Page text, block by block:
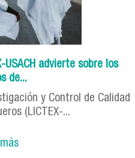
USACH advierte sobre los
de...
y Control de Calidad
(LICTEX-...